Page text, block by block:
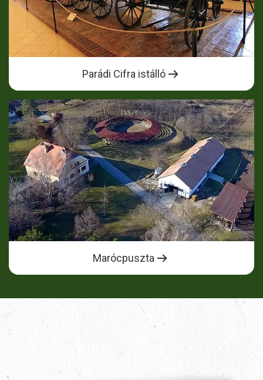
Parádi Cifra istálló
Marócpuszta